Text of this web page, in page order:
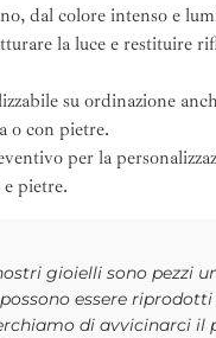
dal colore intenso e
la luce e restituire
su ordinazione
o con pietre.
per la
pietre.
gioielli sono pezzi
essere
di avvicinarci il